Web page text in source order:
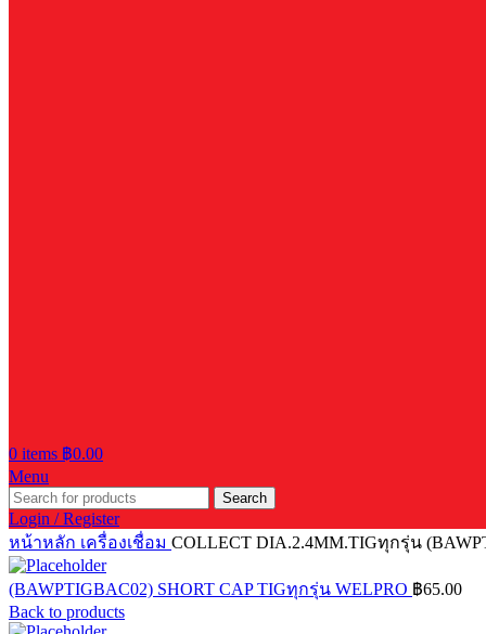
0 items ฿0.00
Menu
Search
Login / Register
หน้าหลัก เครื่องเชื่อม COLLECT DIA.2.4MM.TIGทุกรุ่น
(BAWPTIGBAC02) SHORT CAP TIGทุกรุ่น WELPRO ฿65.00
Back to products